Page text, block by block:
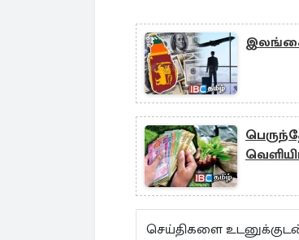
செய்திகளை